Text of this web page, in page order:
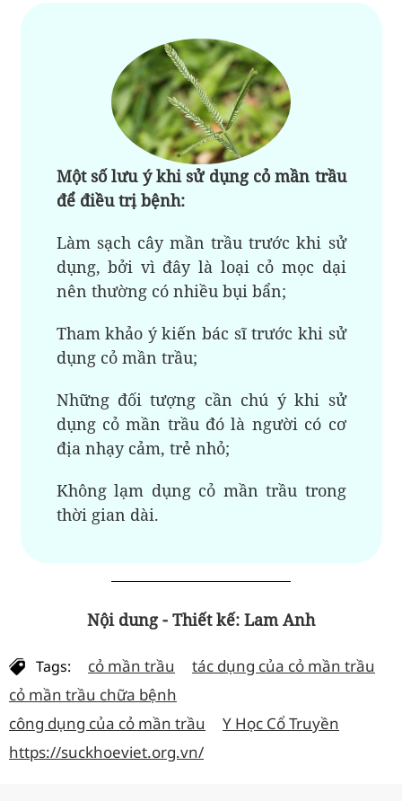
Một số lưu ý khi sử dụng cỏ mần trầu
để điều trị bệnh:
Làm sạch cây mần trầu trước khi sử
dụng, bởi vì đây là loại cỏ mọc dại
nên thường có nhiều bụi bẩn;
Tham khảo ý kiến bác sĩ trước khi sử
dụng cỏ mần trầu;
Những đối tượng cần chú ý khi sử
dụng cỏ mần trầu đó là người có cơ
địa nhạy cảm, trẻ nhỏ;
Không lạm dụng cỏ mần trầu trong
thời gian dài.
Nội dung - Thiết kế: Lam Anh
Tags: cỏ mần trầu
tác dụng của cỏ mần trầu
cỏ mần trầu chữa bệnh
công dụng của cỏ mần trầu
Y Học Cổ Truyền
https://suckhoeviet.org.vn/